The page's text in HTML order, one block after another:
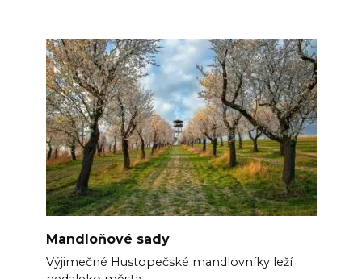
Mandloňové sady
Výjimečné Hustopečské mandlovníky leží